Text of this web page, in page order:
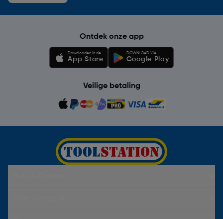
Ontdek onze app
Downloaden in de
App Store
DOWNLOAD VIA
Google Play
Veilige betaling